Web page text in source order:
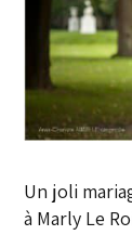
Un joli
à Marly Le